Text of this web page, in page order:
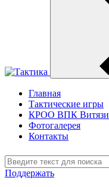
Главная
Тактические игры
КРОО ВПК Витязи
Фотогалерея
Контакты
Поиск
Поддержать